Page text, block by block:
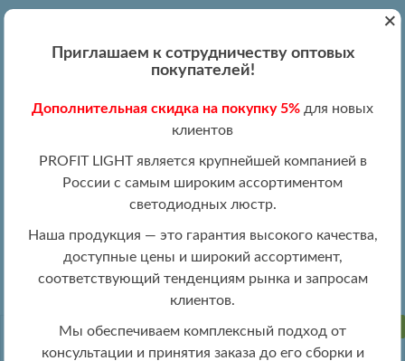
Регистрация
ПН-ПТ 09:00 - 19:00
info@profitlight.ru
Настенные светильники оптом » 8024/2W CHR
ПРОДАНО
+
Приглашаем к сотрудничеству оптовых
покупателей!
Дополнительная скидка на покупку 5% для новых
клиентов
PROFIT LIGHT является крупнейшей компанией в
России с самым широким ассортиментом
светодиодных люстр.
Наша продукция — это гарантия высокого качества,
доступные цены и широкий ассортимент,
соответствующий тенденциям рынка и запросам
клиентов.
Мы обеспечиваем комплексный подход от
консультации и принятия заказа до его сборки и